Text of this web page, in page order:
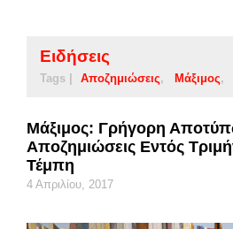
Ειδήσεις
Tags | Αποζημιώσεις Μάξιμος
Μάξιμος: Γρήγορη
Αποζημιώσεις Εντός
Τέμπη
4 Απριλίου, 2017